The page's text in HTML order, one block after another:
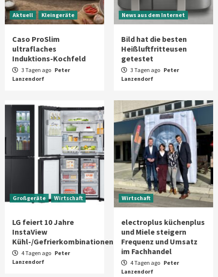
Aktuell Kleingeräte
Caso ProSlim
ultraflaches
Induktions-Kochfeld
3 Tagen ago Peter
Lanzendorf
News aus dem Internet
Bild hat die besten
Heißluftfritteusen
getestet
3 Tagen ago Peter
Lanzendorf
Großgeräte Wirtschaft
LG feiert 10 Jahre
InstaView
Kühl-/Gefrierkombinationen
4 Tagen ago Peter
Lanzendorf
Wirtschaft
electroplus küchenplus
und Miele steigern
Frequenz und Umsatz
im Fachhandel
4 Tagen ago Peter
Lanzendorf